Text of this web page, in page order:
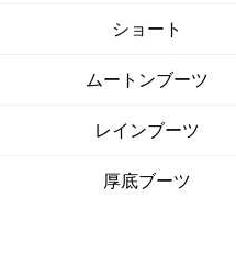
ショート
ムートンブーツ
レインブーツ
厚底ブーツ